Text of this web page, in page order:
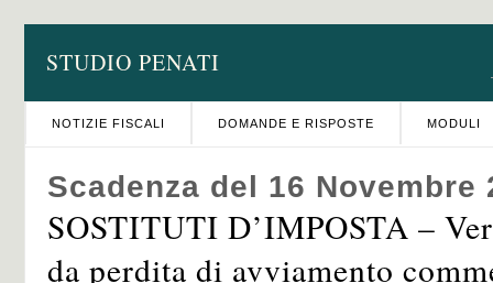
STUDIO PENATI
NOTIZIE FISCALI DOMANDE E RISPOSTE MODULI
Scadenza del 16 Novembre
SOSTITUTI D’IMPOSTA –
da perdita di avviamento